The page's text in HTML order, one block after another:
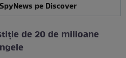
pe Discover
de 20 de milioane